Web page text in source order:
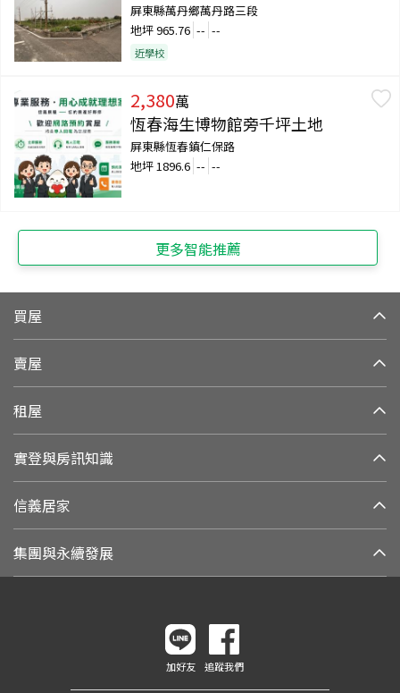
屏東縣萬丹鄉萬丹路三段
地坪965.76 -- --
近學校
2,380萬
恆春海生博物館旁千坪土地
屏東縣恆春鎮仁保路
地坪 1896.6 -- --
更多智能推薦
買屋
賣屋
租屋
實登與房訊知識
信義居家
集團與永續發展
加好友 追蹤我們